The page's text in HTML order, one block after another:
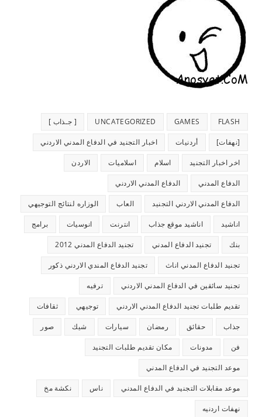
FLASH
GAMES
UNCATEGORIZED [ جـذاب ]
[نهفات] أردنيات اخبار التجنيد في الدفاع المدني الاردني
اخر اخبار التجنيد اسلام اسلاميات الاردن
الدفاع المدني الدفاع المدني الاردني
الدفاع المدني الاردني التجنيد العاب الوزاره لنتائج التوجيهي
اناشيد اناشيد موقع جذاب انترنت انوسيات برامج
بنك تجنيد الدفاع المدني تجنيد الدفاع المدني 2012
تجنيد الدفاع المدني اناث تجنيد الدفاع المندي الاردني ذكور
تجنيد سائقين في الدفاع المدني الاردني ترفيه
تقديم طلبات تجنيد الدفاع المدني الاردني توجيهي ثقافات
جذاب حقائق رمضان سيارات شيك صور
فن مدونات مكان تقديم طلبات التجنيد
موعد التجنيد في الدفاع المدني
موعد مقابلات التجنيد في الدفاع المدني ناس نكشة مخ
نهفات اردنيه